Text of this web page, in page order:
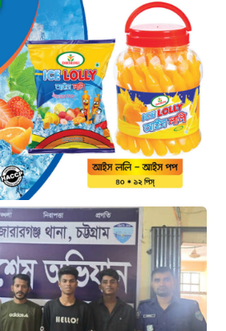
৬ ঘণ্টা আগে
“চাঁদপুরে ঝটিকা সফরে স্বাস্থ্যমন্ত্রী,
সিভিল সার্জনকে বদলির নির্দেশ”
৭ ঘণ্টা আগে
“রাষ্ট্রপতি পদ: ইসি থেকে বিএনপির দুটি
মনোনয়নপত্র সংগ্রহ”
৭ ঘণ্টা আগে
যুক্তরাষ্ট্রের সামনে ইরানের ৬ শর্ত:
তবেই খুলবে হরমুজ প্রণালি
৮ ঘণ্টা আগে
মহাস্থানগড়ে নির্মাণে স্থিতাবস্থা বজায়
রাখার নির্দেশ, আপিলের অনুমতি পেল
সরকার
৮ ঘণ্টা আগে